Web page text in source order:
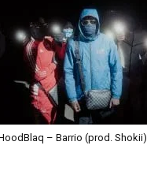
– Barrio (prod. Shokii)